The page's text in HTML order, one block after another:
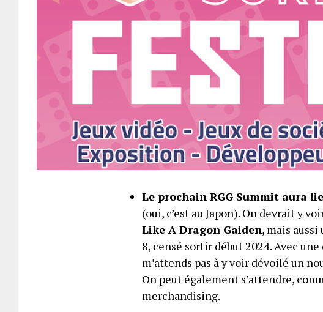
Le prochain RGG Summit aura
(oui, c’est au Japon). On devrait y
Like A Dragon Gaiden, mais
8, censé sortir début 2024. Avec
m’attends pas à y voir dévoilé un
On peut également s’attendre,
merchandising.